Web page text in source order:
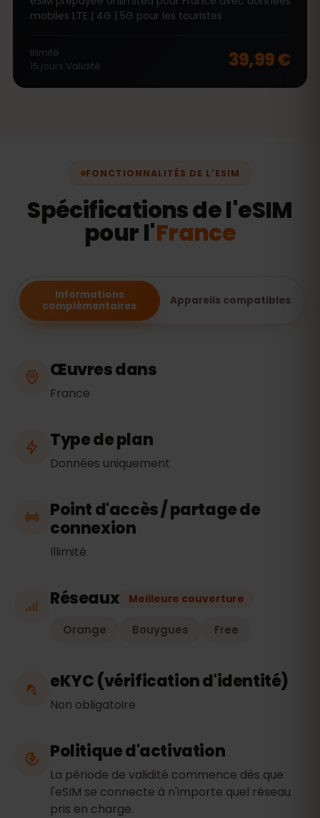
mobiles LTE | 4G | 5G pour les touristes
Illimité
15 jours Validité 39,99 €
FONCTIONNALITÉS DE L'ESIM
Spécifications de l'eSIM
pour l'France
Informations
complémentaires
Appareils compatibles
Œuvres dans
France
Type de plan
Données uniquement
Point d'accès / partage de
connexion
Illimité
Réseaux Meilleure couverture
Orange Bouygues Free
eKYC (vérification d'identité)
Non obligatoire
Politique d'activation
La période de validité commence dès que
l'eSIM se connecte à n'importe quel réseau
pris en charge.